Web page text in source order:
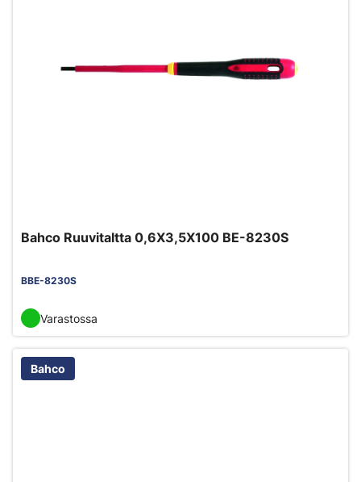
Bahco Ruuvitaltta 0,6X3,5X100 BE-8230S
BBE-8230S
Varastossa
Bahco